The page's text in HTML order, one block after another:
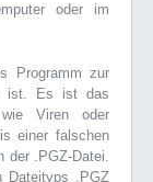
oder im
Programm zur
ist. Es ist das
wie Viren oder
einer falschen
der .PGZ-Datei.
Dateityps .PGZ